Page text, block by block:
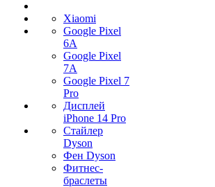
Xiaomi
Google Pixel
6A
Google Pixel
7А
Google Pixel 7
Pro
Дисплей
iPhone 14 Pro
Стайлер
Dyson
Фен Dyson
Фитнес-
браслеты